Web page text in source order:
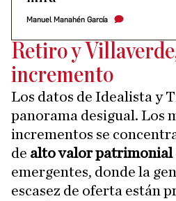
Manuel Manahén García
Retiro y
incremento
Los datos de Idealista y
panorama desigual. Los
incrementos se
de alto valor patrimonial
emergentes, donde la
escasez de oferta están